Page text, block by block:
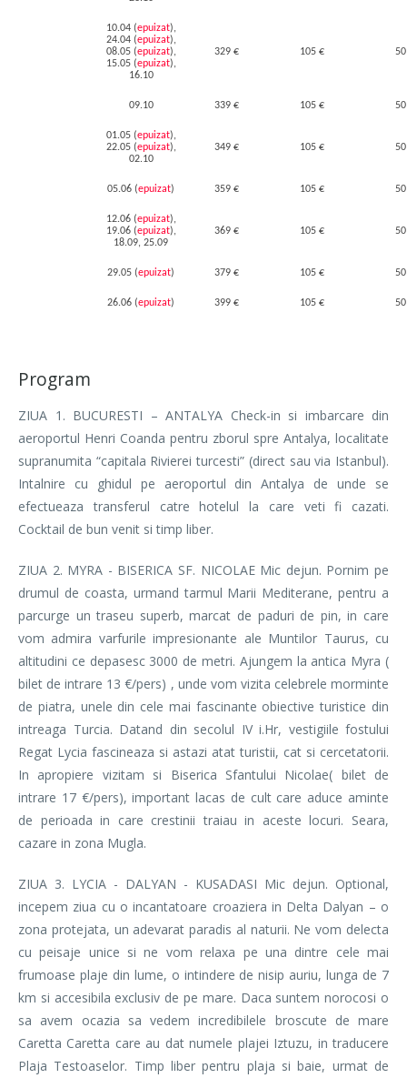
10.04 (epuizat),
24.04 (epuizat),
08.05 (epuizat),
15.05 (epuizat),
16.10
329 € 105 €
09.10 339 € 105 €
01.05 (epuizat),
22.05 (epuizat),
02.10
349 € 105 €
05.06 (epuizat) 359 € 105 €
12.06 (epuizat),
19.06 (epuizat),
18.09, 25.09
369 € 105 €
29.05 (epuizat) 379 € 105 €
26.06 (epuizat) 399 € 105 €
Program
ZIUA 1. BUCURESTI – ANTALYA Check-in si imbarcare din
aeroportul Henri Coanda pentru zborul spre Antalya, localitate
supranumita “capitala Rivierei turcesti” (direct sau via Istanbul).
Intalnire cu ghidul pe aeroportul din Antalya de unde se
efectueaza transferul catre hotelul la care veti fi cazati.
Cocktail de bun venit si timp liber.
ZIUA 2. MYRA - BISERICA SF. NICOLAE Mic dejun. Pornim pe
drumul de coasta, urmand tarmul Marii Mediterane, pentru a
parcurge un traseu superb, marcat de paduri de pin, in care
vom admira varfurile impresionante ale Muntilor Taurus, cu
altitudini ce depasesc 3000 de metri. Ajungem la antica Myra (
bilet de intrare 13 €/pers) , unde vom vizita celebrele morminte
de piatra, unele din cele mai fascinante obiective turistice din
intreaga Turcia. Datand din secolul IV i.Hr, vestigiile fostului
Regat Lycia fascineaza si astazi atat turistii, cat si cercetatorii.
In apropiere vizitam si Biserica Sfantului Nicolae( bilet de
intrare 17 €/pers), important lacas de cult care aduce aminte
de perioada in care crestinii traiau in aceste locuri. Seara,
cazare in zona Mugla.
ZIUA 3. LYCIA - DALYAN - KUSADASI Mic dejun. Optional,
incepem ziua cu o incantatoare croaziera in Delta Dalyan – o
zona protejata, un adevarat paradis al naturii. Ne vom delecta
cu peisaje unice si ne vom relaxa pe una dintre cele mai
frumoase plaje din lume, o intindere de nisip auriu, lunga de 7
km si accesibila exclusiv de pe mare. Daca suntem norocosi o
sa avem ocazia sa vedem incredibilele broscute de mare
Caretta Caretta care au dat numele plajei Iztuzu, in traducere
Plaja Testoaselor. Timp liber pentru plaja si baie, urmat de